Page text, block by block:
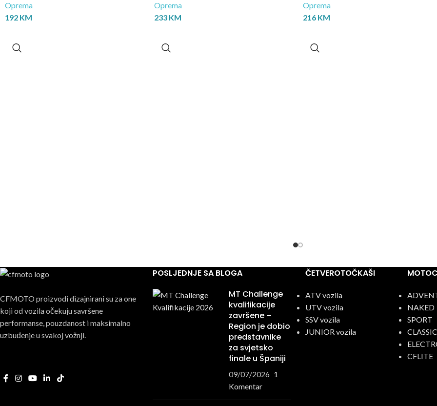
Oprema
192 KM
Oprema
233 KM
Oprema
216 KM
CFMOTO proizvodi dizajnirani su za one
koji od vozila očekuju savršene
performanse, pouzdanost i maksimalno
uzbuđenje u svakoj vožnji.
POSLJEDNJE SA BLOGA
MT Challenge
kvalifikacije
završene –
Region je dobio
predstavnike
za svjetsko
finale u Španiji
09/07/2026 1
Komentar
ČETVEROTOČKAŠI
ATV vozila
UTV vozila
SSV vozila
JUNIOR vozila
NAKED
SPORT
CLASSIC
CFLITE